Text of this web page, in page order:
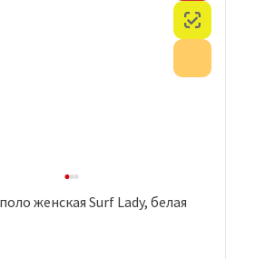
женская Surf Lady, белая